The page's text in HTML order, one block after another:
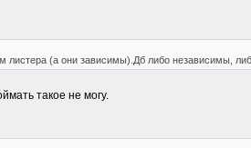
листера (а они зависимы).Дб либо независимы,
такое не могу.